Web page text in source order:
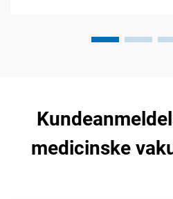
medicinske